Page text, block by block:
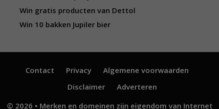
Win gratis producten van Dettol
Win 10 bakken Jupiler bier
Contact Privacy
Algemene voorwaarden
Disclaimer
Adverteren
© 2026 • Merken en domeinen zijn eigendom van Internet